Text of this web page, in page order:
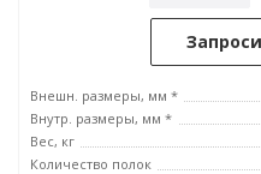
Внешн. размеры, мм *
Внутр. размеры, мм *
Вес, кг
Количество полок